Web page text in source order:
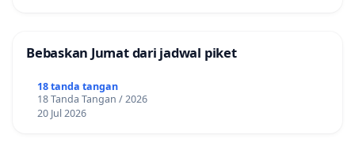
Bebaskan Jumat dari jadwal piket
18 tanda tangan
18 Tanda Tangan / 2026
20 Jul 2026